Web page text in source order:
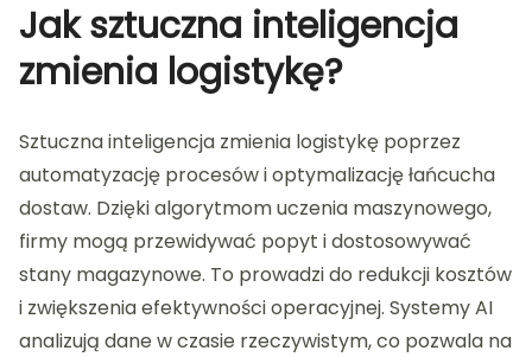
Jak sztuczna inteligencja
zmienia logistykę?
Sztuczna inteligencja zmienia logistykę poprzez
automatyzację procesów i optymalizację łańcucha
dostaw. Dzięki algorytmom uczenia maszynowego,
firmy mogą przewidywać popyt i dostosowywać
stany magazynowe. To prowadzi do redukcji kosztów
i zwiększenia efektywności operacyjnej. Systemy AI
analizują dane w czasie rzeczywistym, co pozwala na